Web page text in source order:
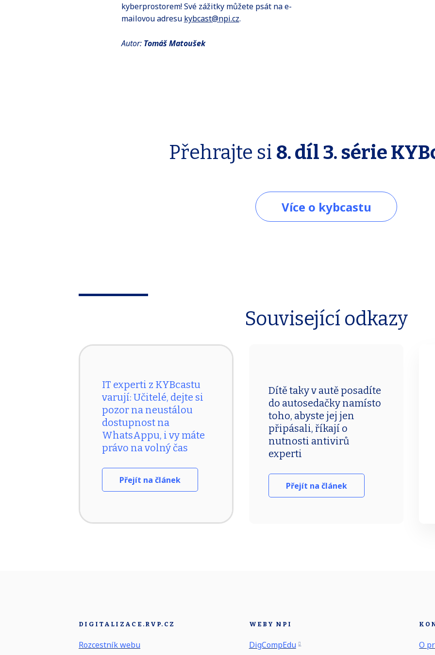
kyberprostorem! Své zážitky můžete psát na e-
mailovou adresu kybcast@npi.cz.
Autor: Tomáš Matoušek
Přehrajte si 8. díl 3. série
Více o kybcastu
Související odkazy
IT experti z KYBcastu
varují: Učitelé, dejte si
pozor na neustálou
dostupnost na
WhatsAppu, i vy máte
právo na volný čas
Přejít na článek
Dítě taky v autě posadíte
do autosedačky namísto
toho, abyste jej jen
připásali, říkají o
nutnosti antivirů
experti
Přejít na článek
DIGITALIZACE.RVP.CZ
Rozcestník webu
WEBY NPI
DigCompEdu O